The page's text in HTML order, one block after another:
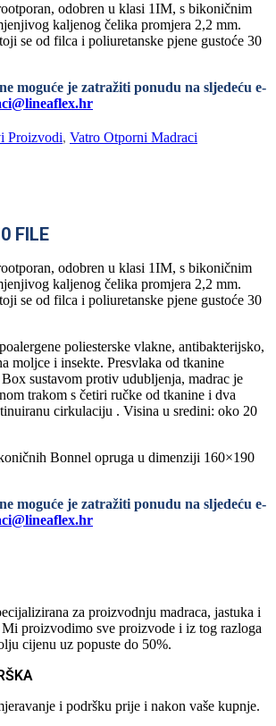
odobren u klasi 1IM, s bikoničnim
kaljenog čelika promjera 2,2 mm.
se od filca i poliuretanske pjene gustoće 30
moguće je zatražiti ponudu na sljedeću e-
Proizvodi, Vatro Otporni Madraci
FILE
odobren u klasi 1IM, s bikoničnim
kaljenog čelika promjera 2,2 mm.
se od filca i poliuretanske pjene gustoće 30
poliesterske vlakne, antibakterijsko,
moljce i insekte. Presvlaka od tkanine
sustavom protiv udubljenja, madrac je
trakom s četiri ručke od tkanine i dva
cirkulaciju . Visina u sredini: oko 20
Bonnel opruga u dimenziji 160×190
moguće je zatražiti ponudu na sljedeću e-
za proizvodnju madraca, jastuka i
proizvodimo sve proizvode i iz tog razloga
cijenu uz popuste do 50%.
i podršku prije i nakon vaše kupnje.